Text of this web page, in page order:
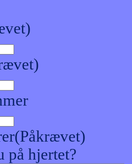
(Påkrævet)
på hjertet?